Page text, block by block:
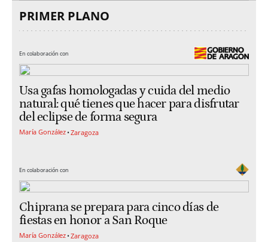
PRIMER PLANO
En colaboración con
Usa gafas homologadas y cuida del medio
natural: qué tienes que hacer para disfrutar
del eclipse de forma segura
María González Zaragoza
En colaboración con
Chiprana se prepara para cinco días de
fiestas en honor a San Roque
María González Zaragoza